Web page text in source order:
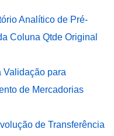
Analítico de Pré-
Coluna Qtde Original
Validação para
de Mercadorias
de Transferência